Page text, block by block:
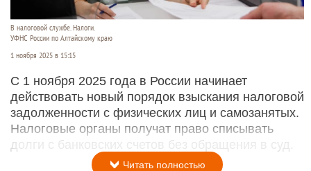
В налоговой службе. Налоги.
УФНС России по Алтайскому краю
1 ноября 2025 в 15:15
С 1 ноября 2025 года в России начинает
действовать новый порядок взыскания налоговой
задолженности с физических лиц и самозанятых.
Налоговые органы получат право списывать
долги с банковских счетов без обращения в суд.
Читать полностью